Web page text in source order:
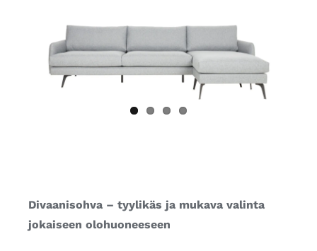
Divaanisohva – tyylikäs ja mukava valinta
jokaiseen olohuoneeseen